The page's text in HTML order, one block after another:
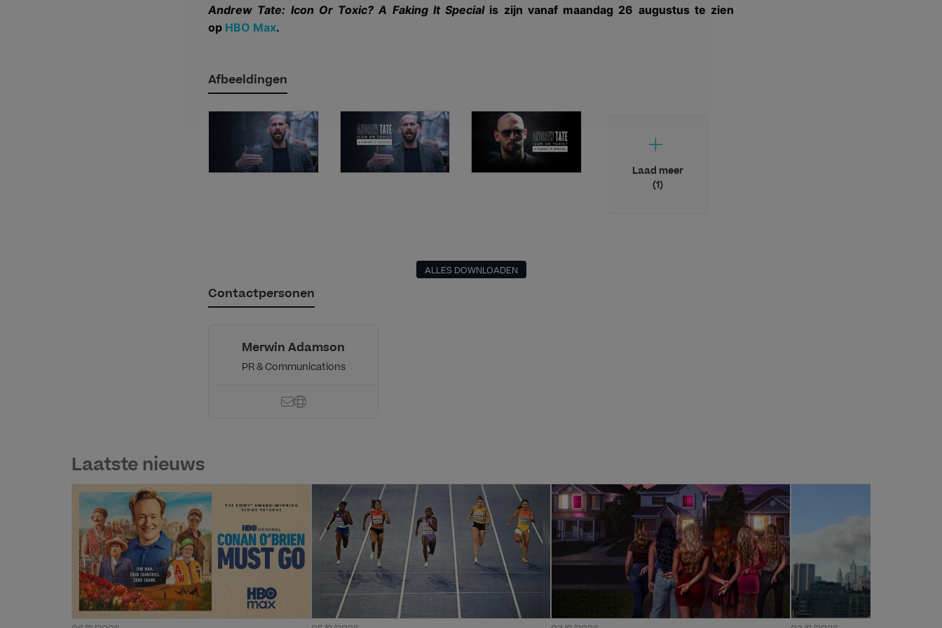
Andrew Tate: Icon Or Toxic? A Faking It Special is zijn vanaf maandag 26 augustus te zien
op HBO Max.
Afbeeldingen
Laad meer
(1)
ALLES DOWNLOADEN
Contactpersonen
Merwin Adamson
PR & Communications
Laatste nieuws